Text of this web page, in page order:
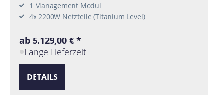
1 Management Modul
4x 2200W Netzteile (Titanium Level)
ab 5.129,00 € *
Lange Lieferzeit
DETAILS